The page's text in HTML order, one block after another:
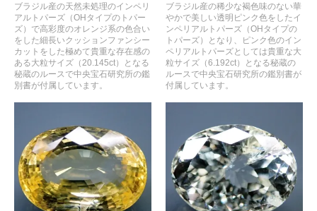
ブラジル産の天然未処理のインペリ
アルトパーズ（OHタイプのトパー
ズ）で高彩度のオレンジ系の色合い
をした細長いクッションファンシー
カットをした極めて貴重な存在感の
ある大粒サイズ（20.145ct）となる
秘蔵のルースで中央宝石研究所の鑑
別書が付属しています。
ブラジル産の稀少な褐色味のない華
やかで美しい透明ピンク色をしたイ
ンペリアルトパーズ（OHタイプの
トパーズ）となり、ピンク色のイン
ペリアルトパーズとしては貴重な大
粒サイズ（6.192ct）となる秘蔵の
ルースで中央宝石研究所の鑑別書が
付属しています。